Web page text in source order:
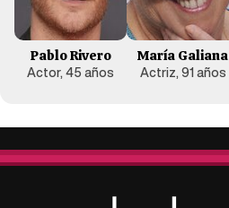
Pablo Rivero
Actor, 45 años
María Galiana
Actriz, 91 años